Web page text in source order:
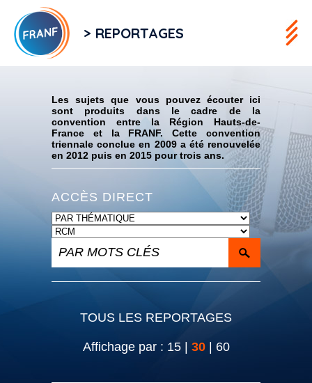
> REPORTAGES
Les sujets que vous pouvez écouter ici
sont produits dans le cadre de la
convention entre la Région Hauts-de-
France et la FRANF. Cette convention
triennale conclue en 2009 a été renouvelée
en 2012 puis en 2015 pour trois ans.
ACCÈS DIRECT
TOUS LES REPORTAGES
Affichage par : 15| 30| 60